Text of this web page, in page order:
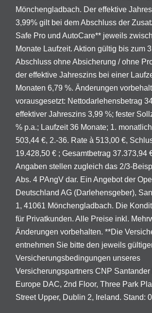
Mönchengladbach. Der effektive
3,99% gilt bei dem Abschluss der
Safe Pro und AutoCare** jeweils
Monate Laufzeit. Aktion gültig bis zum
Abschluss ohne Absicherung / ohne
der effektive Jahreszins bei einer
Monaten 6,79 %. Änderungen
vorausgesetzt: Nettodarlehensbetrag
effektiver Jahreszins 3,99 %; fester
% p.a.; Laufzeit 36 Monate; 1.
503,44 €, 2.-36. Rate à 513,00 €,
19.428,50 € ; Gesamtbetrag 37.373,94
Angaben stellen zugleich das 2/3-
Abs. 4 PAngV dar. Ein Angebot der
Deutschland AG (Darlehensgeber),
1, 41061 Mönchengladbach. Die
für Privatkunden. Alle Preise inkl.
Änderungen vorbehalten. **Die
entnehmen Sie bitte den jeweils
Versicherungsbedingungen unseres
Versicherungspartners CNP Santander
Europe DAC, 2nd Floor, Three Park
Street Upper, Dublin 2, Ireland. Stand: